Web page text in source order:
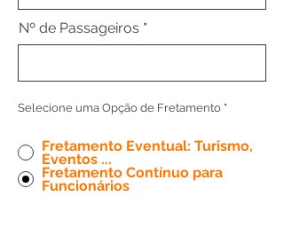
Nº de Passageiros
Selecione uma Opção de Fretamento *
Fretamento Eventual: Turismo,
Eventos ...
Fretamento Contínuo para
Funcionários